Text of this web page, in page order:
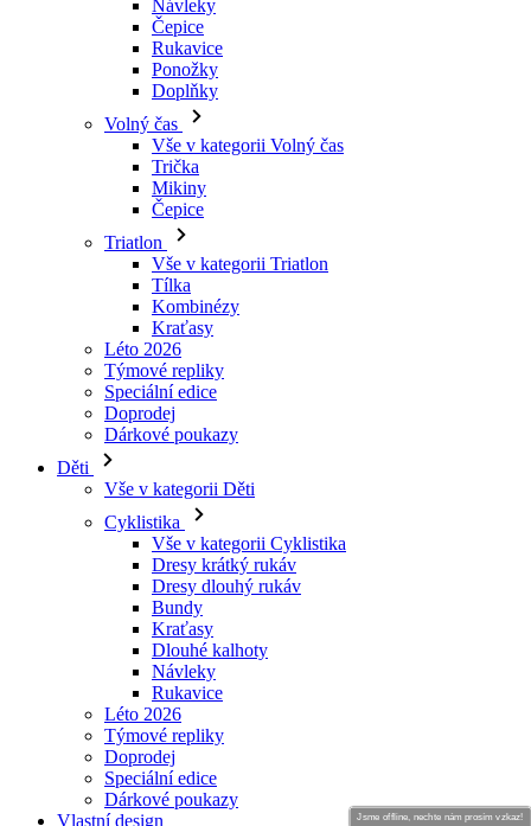
Volný čas
Vše v kategorii Volný čas
Trička
Mikiny
Čepice
Triatlon
Vše v kategorii Triatlon
Tílka
Kombinézy
Kraťasy
Léto 2026
Týmové repliky
Speciální edice
Doprodej
Dárkové poukazy
Děti
Vše v kategorii Děti
Cyklistika
Vše v kategorii Cyklistika
Dresy dlouhý rukáv
Bundy
Kraťasy
Dlouhé kalhoty
Návleky
Rukavice
Léto 2026
Týmové repliky
Doprodej
Speciální edice
Dárkové poukazy
Vlastní design
Príbehy
Informace
Obchodní podmínky
Informace o zpracovávání osobních údajůJsme offline, nechte nám prosím vzkaz!